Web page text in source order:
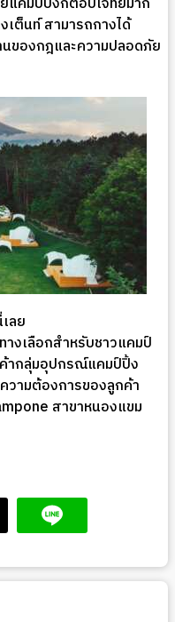
เต็นท์ สามารถกางได้
ของกฎและความปลอดภัย
ลย
างเลือกสำหรับชาวแคมป์
ากลุ่มอุปกรณ์แคมป์ปิ้ง
วามต้องการของลูกค้า
สาขาหนองแขม